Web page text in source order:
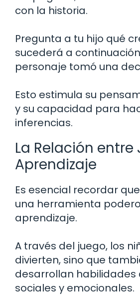
con la historia.
Pregunta a tu hijo qué
sucederá a
personaje tomó una
Esto estimula su
y su capacidad para
inferencias.
La Relación entre
Aprendizaje
Es esencial recordar
una herramienta
aprendizaje.
A través del juego, los
divierten, sino que
desarrollan habilidades
sociales y emocionales.